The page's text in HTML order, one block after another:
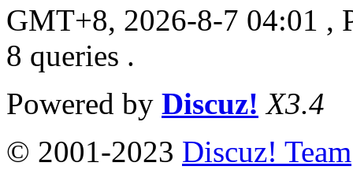
GMT+8, 2026-8-7 04:01 ,
8 queries .
Powered by Discuz! X3.4
© 2001-2023 Discuz! Team